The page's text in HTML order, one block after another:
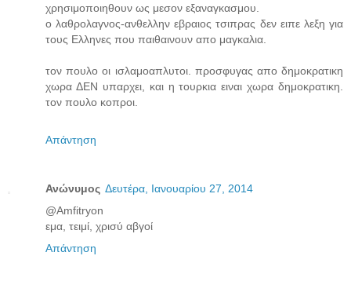
χρησιμοποιηθουν ως μεσον εξαναγκασμου.
ο λαθρολαγνος-ανθελλην εβραιος τσιπρας δεν ειπε λεξη για
τους Ελληνες που παιθαινουν απο μαγκαλια.
τον πουλο οι ισλαμοαπλυτοι. προσφυγας απο δημοκρατικη
χωρα ΔΕΝ υπαρχει, και η τουρκια ειναι χωρα δημοκρατικη.
τον πουλο κοπροι.
Απάντηση
Ανώνυμος Δευτέρα, Ιανουαρίου 27, 2014
@Amfitryon
εμα, τειμί, χρισύ αβγοί
Απάντηση